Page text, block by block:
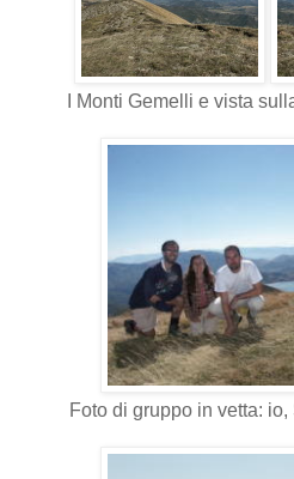
I Monti Gemelli e vista
Foto di gruppo in vetta: